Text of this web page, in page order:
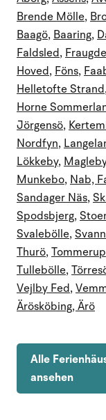
Brende Mölle,
Baagö, Baaring,
Faldsled,
Hoved, Föns,
Helletofte Strand
Horne
Jörgensö,
Nordfyn,
Lökkeby, Magleby
Munkebo, Nab,
Sandager Näs,
Spodsbjerg,
Svalebölle,
Thurö,Tommerup
Tullebölle,
Vejlby Fed,
Ärösköbing, Ärö
Alle
ansehen